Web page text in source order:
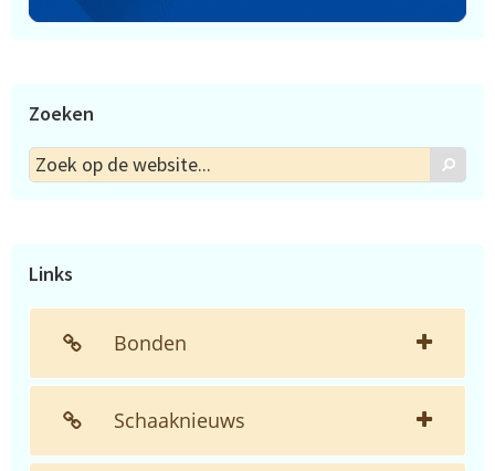
Zoeken
Zoek
op
Zoek
Links
Bonden
Schaaknieuws